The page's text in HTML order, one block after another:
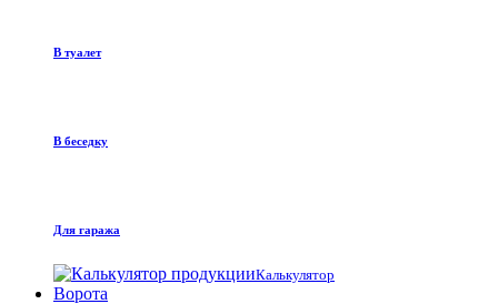
В туалет
В беседку
Для гаража
Калькулятор
Ворота